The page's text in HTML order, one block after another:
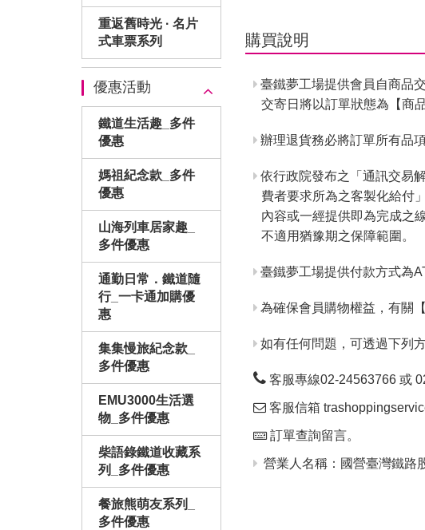
重返舊時光 · 名片
式車票系列
優惠活動
鐵道生活趣_多件
優惠
媽祖紀念款_多件
優惠
山海列車居家趣_
多件優惠
通勤日常．鐵道隨
行_一卡通加購優
惠
集集慢旅紀念款_
多件優惠
EMU3000生活選
物_多件優惠
柴語錄鐵道收藏系
列_多件優惠
餐旅熊萌友系列_
多件優惠
購買說明
臺鐵夢工場提供會員自商品
交寄日將以訂單狀態為【商
辦理退貨務必將訂單所有品
依行政院發布之「通訊交易
費者要求所為之客製化給付
內容或一經提供即為完成之
不適用猶豫期之保障範圍。
臺鐵夢工場提供付款方式為
為確保會員購物權益，有關
如有任何問題，可透過下列
客服專線02-24563766 或
客服信箱
訂單查詢留言。
營業人名稱：國營臺灣鐵路